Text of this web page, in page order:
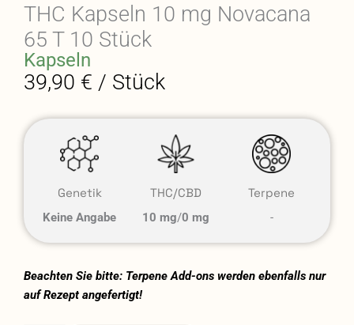
THC Kapseln 10 mg Novacana
65 T 10 Stück
Kapseln
39,90 € / Stück
Genetik
Keine Angabe
THC/CBD
10 mg/0 mg
Terpene
-
Beachten Sie bitte: Terpene Add-ons werden ebenfalls nur
auf Rezept angefertigt!